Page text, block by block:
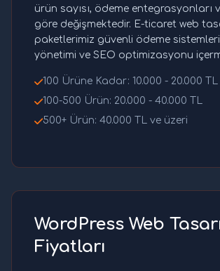
ürün sayısı, ödeme entegrasyonları
göre değişmektedir. E-ticaret web
paketlerimiz güvenli ödeme
yönetimi ve SEO optimizasyonu
100 Ürüne Kadar: 10.000 - 20.000 TL
100-500 Ürün: 20.000 - 40.000 TL
500+ Ürün: 40.000 TL ve üzeri
WordPress Web
Fiyatları